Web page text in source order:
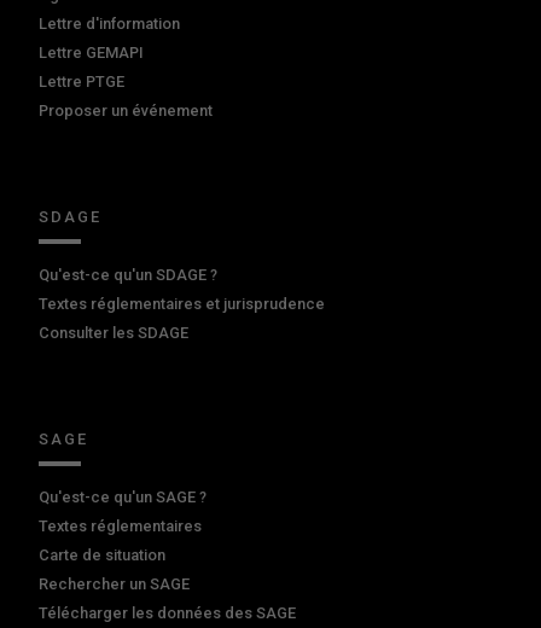
Lettre d'information
Lettre GEMAPI
Lettre PTGE
Proposer un événement
SDAGE
Qu'est-ce qu'un SDAGE ?
Textes réglementaires et jurisprudence
Consulter les SDAGE
SAGE
Qu'est-ce qu'un SAGE ?
Textes réglementaires
Carte de situation
Rechercher un SAGE
Télécharger les données des SAGE